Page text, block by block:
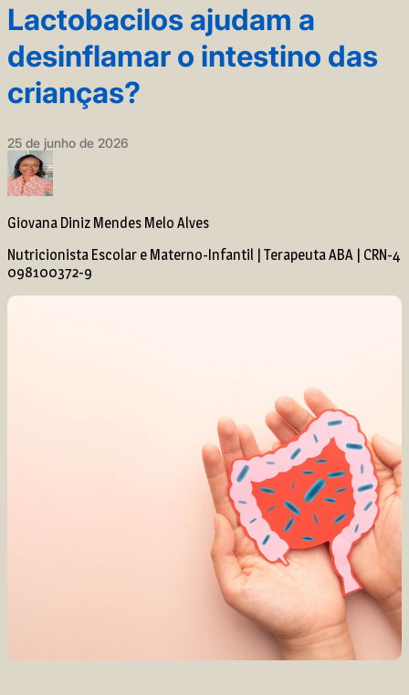
Lactobacilos ajudam a
desinflamar o intestino das
crianças?
25 de junho de 2026
Giovana Diniz Mendes Melo Alves
Nutricionista Escolar e Materno-Infantil | Terapeuta ABA | CRN-4
098100372-9